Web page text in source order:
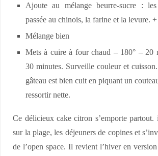
Ajoute au mélange beurre-sucre :
passée au chinois, la farine et la levure.
Mélange bien
Mets à cuire à four chaud – 180° – 20
30 minutes. Surveille couleur et
gâteau est bien cuit en piquant un
ressortir nette.
Ce délicieux cake citron s’emporte
sur la plage, les déjeuners de copines et
de l’open space. Il revient l’hiver en